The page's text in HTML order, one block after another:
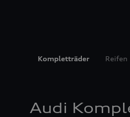
Kompletträder Reifen
Audi